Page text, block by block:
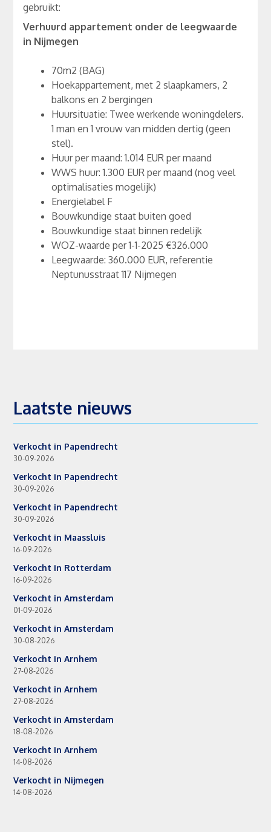
gebruikt:
Verhuurd appartement onder de leegwaarde
in Nijmegen
70m2 (BAG)
Hoekappartement, met 2 slaapkamers, 2
balkons en 2 bergingen
Huursituatie: Twee werkende woningdelers.
1 man en 1 vrouw van midden dertig (geen
stel).
Huur per maand: 1.014 EUR per maand
WWS huur: 1.300 EUR per maand (nog veel
optimalisaties mogelijk)
Energielabel F
Bouwkundige staat buiten goed
Bouwkundige staat binnen redelijk
WOZ-waarde per 1-1-2025 €326.000
Leegwaarde: 360.000 EUR, referentie
Neptunusstraat 117 Nijmegen
Laatste nieuws
Verkocht in Papendrecht
30-09-2026
Verkocht in Papendrecht
30-09-2026
Verkocht in Papendrecht
30-09-2026
Verkocht in Maassluis
16-09-2026
Verkocht in Rotterdam
16-09-2026
Verkocht in Amsterdam
01-09-2026
Verkocht in Amsterdam
30-08-2026
Verkocht in Arnhem
27-08-2026
Verkocht in Arnhem
27-08-2026
Verkocht in Amsterdam
18-08-2026
Verkocht in Arnhem
14-08-2026
Verkocht in Nijmegen
14-08-2026